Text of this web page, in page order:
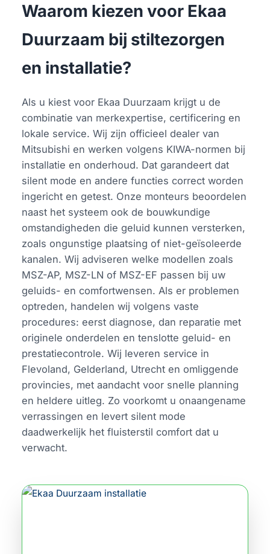
Waarom kiezen voor Ekaa
Duurzaam bij stiltezorgen
en installatie?
Als u kiest voor Ekaa Duurzaam krijgt u de
combinatie van merkexpertise, certificering en
lokale service. Wij zijn officieel dealer van
Mitsubishi en werken volgens KIWA-normen bij
installatie en onderhoud. Dat garandeert dat
silent mode en andere functies correct worden
ingericht en getest. Onze monteurs beoordelen
naast het systeem ook de bouwkundige
omstandigheden die geluid kunnen versterken,
zoals ongunstige plaatsing of niet-geïsoleerde
kanalen. Wij adviseren welke modellen zoals
MSZ-AP, MSZ-LN of MSZ-EF passen bij uw
geluids- en comfortwensen. Als er problemen
optreden, handelen wij volgens vaste
procedures: eerst diagnose, dan reparatie met
originele onderdelen en tenslotte geluid- en
prestatiecontrole. Wij leveren service in
Flevoland, Gelderland, Utrecht en omliggende
provincies, met aandacht voor snelle planning
en heldere uitleg. Zo voorkomt u onaangename
verrassingen en levert silent mode
daadwerkelijk het fluisterstil comfort dat u
verwacht.